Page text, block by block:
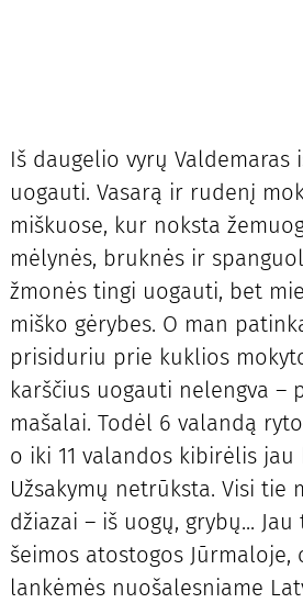
Iš daugelio vyrų Valdemaras
uogauti. Vasarą ir rudenį
miškuose, kur noksta
mėlynės, bruknės ir
žmonės tingi uogauti, bet
miško gėrybes. O man
prisiduriu prie kuklios
karščius uogauti nelengva –
mašalai. Todėl 6 valandą
o iki 11 valandos kibirėlis
Užsakymų netrūksta. Visi tie
džiazai – iš uogų, grybų...
šeimos atostogos Jūrmaloje,
lankėmės nuošalesniame